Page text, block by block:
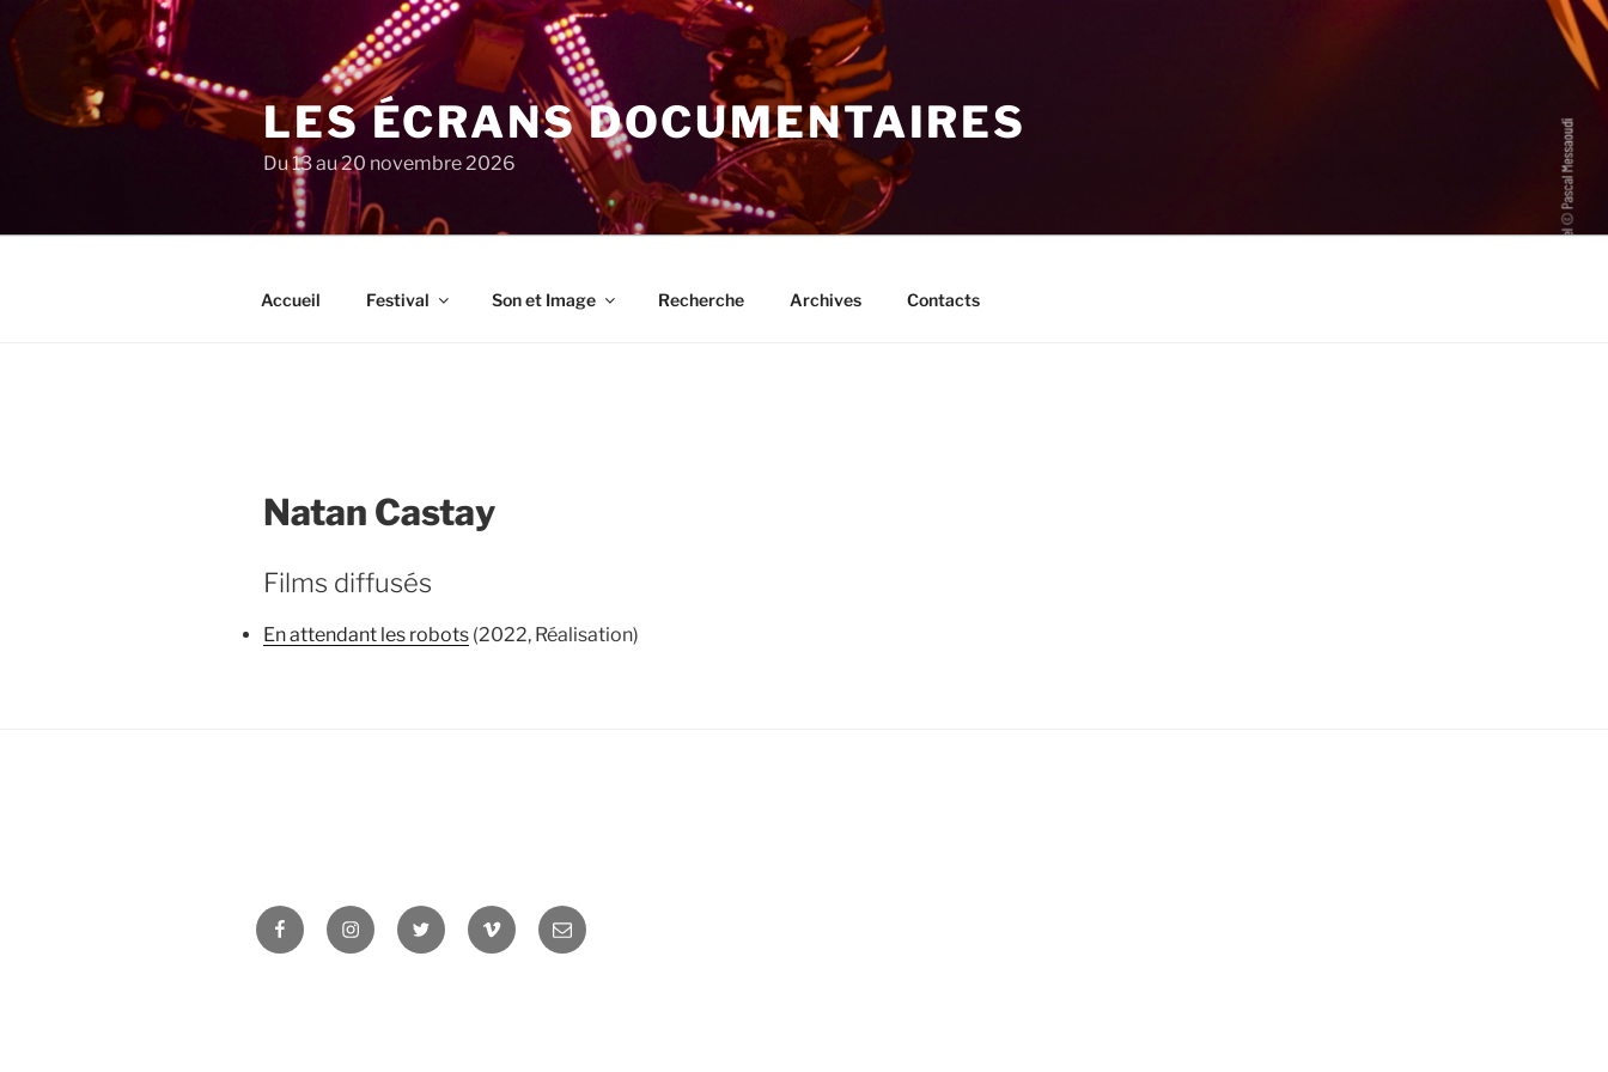
au
contenu
principal
LES ÉCRANS DOCUMENTAIRES
Du 13 au 20 novembre 2026
Accueil Festival Son et Image Recherche Archives Contacts
Natan Castay
Films diffusés
En attendant les robots (2022, Réalisation)
FacebookInstagramTwitter Vimeo Newsletter